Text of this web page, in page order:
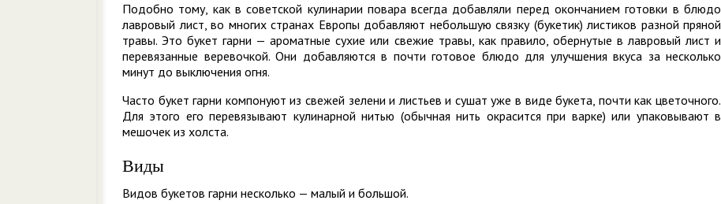
Подобно тому, как в советской кулинарии повара всегда добавляли перед окончанием готовки в блюдо
лавровый лист, во многих странах Европы добавляют небольшую связку (букетик) листиков разной пряной
травы. Это букет гарни — ароматные сухие или свежие травы, как правило, обернутые в лавровый лист и
перевязанные веревочкой. Они добавляются в почти готовое блюдо для улучшения вкуса за несколько
минут до выключения огня.
Часто букет гарни компонуют из свежей зелени и листьев и сушат уже в виде букета, почти как цветочного.
Для этого его перевязывают кулинарной нитью (обычная нить окрасится при варке) или упаковывают в
мешочек из холста.
Виды
Видов букетов гарни несколько — малый и большой.